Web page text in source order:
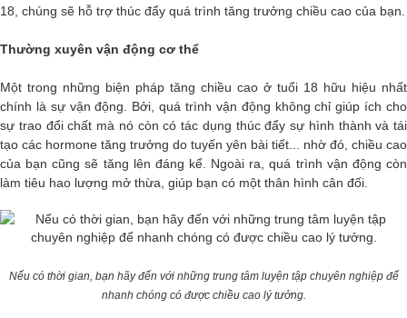
18, chúng sẽ hỗ trợ thúc đẩy quá trình tăng trưởng chiều cao của bạn.
Thường xuyên vận động cơ thể
Một trong những biện pháp tăng chiều cao ở tuổi 18 hữu hiệu nhất
chính là sự vận động. Bởi, quá trình vận động không chỉ giúp ích cho
sự trao đổi chất mà nó còn có tác dụng thúc đẩy sự hình thành và tái
tạo các hormone tăng trưởng do tuyến yên bài tiết... nhờ đó, chiều cao
của bạn cũng sẽ tăng lên đáng kể. Ngoài ra, quá trình vận động còn
làm tiêu hao lượng mở thừa, giúp bạn có một thân hình cân đối.
Nếu có thời gian, bạn hãy đến với những trung tâm luyện tập chuyên nghiệp để
nhanh chóng có được chiều cao lý tưởng.